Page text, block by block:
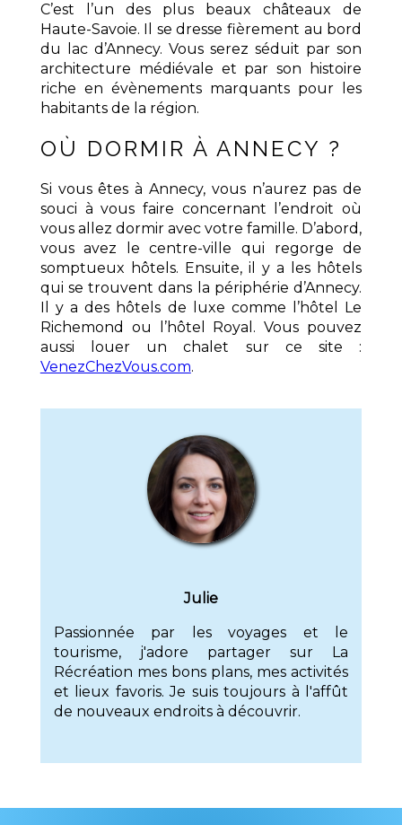
C’est l’un des plus beaux châteaux de
Haute-Savoie. Il se dresse fièrement au bord
du lac d’Annecy. Vous serez séduit par son
architecture médiévale et par son histoire
riche en évènements marquants pour les
habitants de la région.
OÙ DORMIR À ANNECY ?
Si vous êtes à Annecy, vous n’aurez pas de
souci à vous faire concernant l’endroit où
vous allez dormir avec votre famille. D’abord,
vous avez le centre-ville qui regorge de
somptueux hôtels. Ensuite, il y a les hôtels
qui se trouvent dans la périphérie d’Annecy.
Il y a des hôtels de luxe comme l’hôtel Le
Richemond ou l’hôtel Royal. Vous pouvez
aussi louer un chalet sur ce site :
VenezChezVous.com.
Julie
Passionnée par les voyages et le
tourisme, j'adore partager sur La
Récréation mes bons plans, mes activités
et lieux favoris. Je suis toujours à l'affût
de nouveaux endroits à découvrir.